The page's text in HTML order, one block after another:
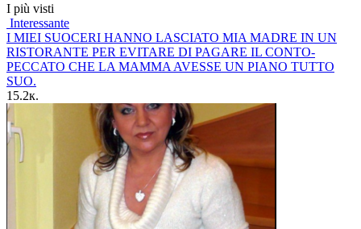
I più visti
Interessante
I MIEI SUOCERI HANNO LASCIATO MIA MADRE IN UN
RISTORANTE PER EVITARE DI PAGARE IL CONTO-
PECCATO CHE LA MAMMA AVESSE UN PIANO TUTTO
SUO.
15.2к.